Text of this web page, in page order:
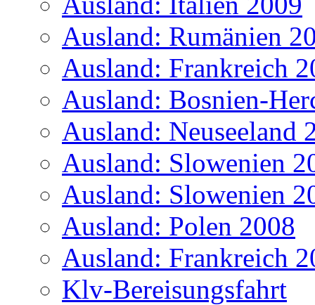
Ausland: Rumänien
Ausland: Frankreich
Ausland: Bosnien-
Ausland: Neuseeland
Ausland: Slowenien
Ausland: Slowenien
Ausland: Polen 2008
Ausland: Frankreich
Klv-Bereisungsfahrt